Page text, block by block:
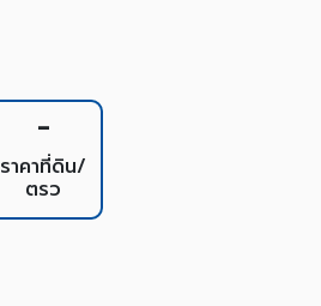
-
ราคาที่ดิน/
ตรว